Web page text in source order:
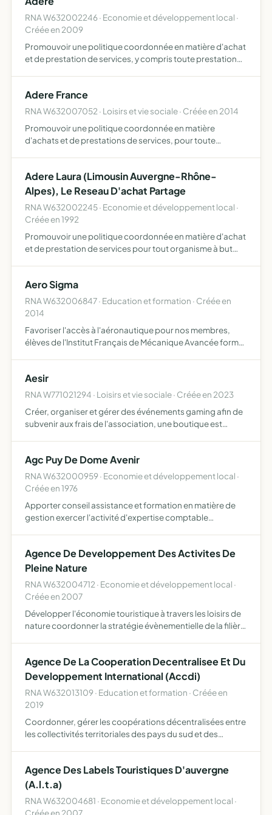
RNA W632002246 · Economie et développement local ·
Créée en 2009
Promouvoir une politique coordonnée en matière d'achat
et de prestation de services, y compris toute prestation
Adere France
RNA W632007052 · Loisirs et vie sociale · Créée en 2014
Promouvoir une politique coordonnée en matière
d'achats et de prestations de services, pour toute
les str…
Adere Laura (Limousin Auvergne-Rhône-
Alpes), Le Reseau D'achat Partage
RNA W632002245 · Economie et développement local ·
Créée en 1992
Promouvoir une politique coordonnée en matière d'achat
et de prestation de services pour tout organisme à but
Aero Sigma
RNA W632006847 · Education et formation · Créée en
2014
Favoriser l'accès à l'aéronautique pour nos membres,
élèves de l'Institut Français de Mécanique Avancée former
Aesir
RNA W771021294 · Loisirs et vie sociale · Créée en 2023
Créer, organiser et gérer des événements gaming afin de
subvenir aux frais de l'association, une boutique est
vêtemen…
Agc Puy De Dome Avenir
RNA W632000959 · Economie et développement local ·
Créée en 1976
Apporter conseil assistance et formation en matière de
gestion exercer l'activité d'expertise comptable
25.03.2004 réalis…
Agence De Developpement Des Activites De
Pleine Nature
RNA W632004712 · Economie et développement local ·
Créée en 2007
Développer l'économie touristique à travers les loisirs de
nature coordonner la stratégie évènementielle de la filière
Agence De La Cooperation Decentralisee Et Du
Developpement International (Accdi)
RNA W632013109 · Education et formation · Créée en
2019
Coordonner, gérer les coopérations décentralisées entre
les collectivités territoriales des pays du sud et des
Agence Des Labels Touristiques D'auvergne
(A.l.t.a)
RNA W632004681 · Economie et développement local ·
Créée en 2007